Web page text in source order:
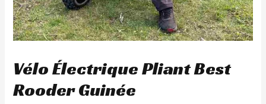
Vélo Électrique Pliant Best
Rooder Guinée